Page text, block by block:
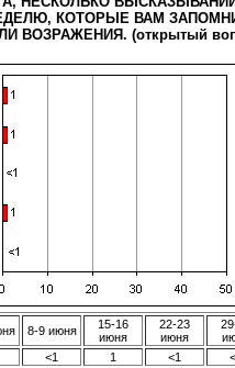
КОТОРЫЕ ВАМ
ВОЗРАЖЕНИЯ. (открытый
8-9 июня
15-16
июня
22-23
июня
<1 1 <1